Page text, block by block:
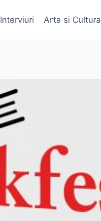
Interviuri Arta si Cultura